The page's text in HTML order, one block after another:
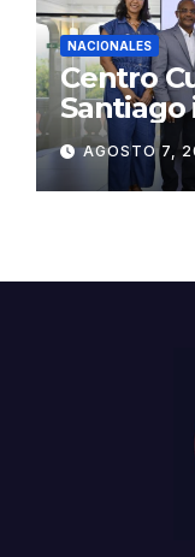
NACIONALES
Centro
Santiago
AGOSTO 7,